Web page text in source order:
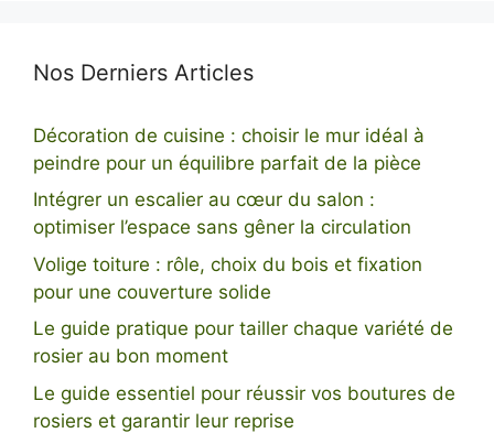
Nos Derniers Articles
Décoration de cuisine : choisir le mur idéal à
peindre pour un équilibre parfait de la pièce
Intégrer un escalier au cœur du salon :
optimiser l’espace sans gêner la circulation
Volige toiture : rôle, choix du bois et fixation
pour une couverture solide
Le guide pratique pour tailler chaque variété de
rosier au bon moment
Le guide essentiel pour réussir vos boutures de
rosiers et garantir leur reprise